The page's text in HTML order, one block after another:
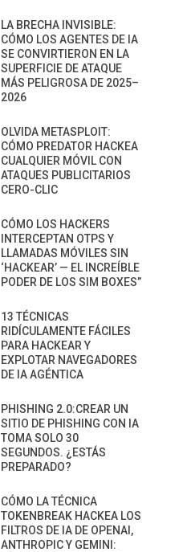
LA BRECHA INVISIBLE:
CÓMO LOS AGENTES DE IA
SE CONVIRTIERON EN LA
SUPERFICIE DE ATAQUE
MÁS PELIGROSA DE 2025–
2026
OLVIDA METASPLOIT:
CÓMO PREDATOR HACKEA
CUALQUIER MÓVIL CON
ATAQUES PUBLICITARIOS
CERO-CLIC
CÓMO LOS HACKERS
INTERCEPTAN OTPS Y
LLAMADAS MÓVILES SIN
‘HACKEAR’ — EL INCREÍBLE
PODER DE LOS SIM BOXES”
13 TÉCNICAS
RIDÍCULAMENTE FÁCILES
PARA HACKEAR Y
EXPLOTAR NAVEGADORES
DE IA AGÉNTICA
PHISHING 2.0:CREAR UN
SITIO DE PHISHING CON IA
TOMA SOLO 30
SEGUNDOS. ¿ESTÁS
PREPARADO?
CÓMO LA TÉCNICA
TOKENBREAK HACKEA LOS
FILTROS DE IA DE OPENAI,
ANTHROPIC Y GEMINI: